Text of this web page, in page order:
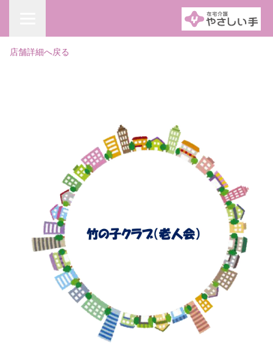
店舗詳細へ戻る